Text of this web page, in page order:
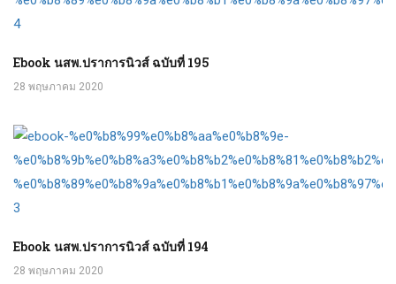
Ebook นสพ.ปราการนิวส์ ฉบับที่ 195
28 พฤษภาคม 2020
Ebook นสพ.ปราการนิวส์ ฉบับที่ 194
28 พฤษภาคม 2020